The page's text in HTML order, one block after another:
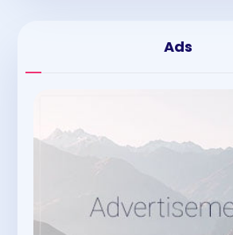
Ads